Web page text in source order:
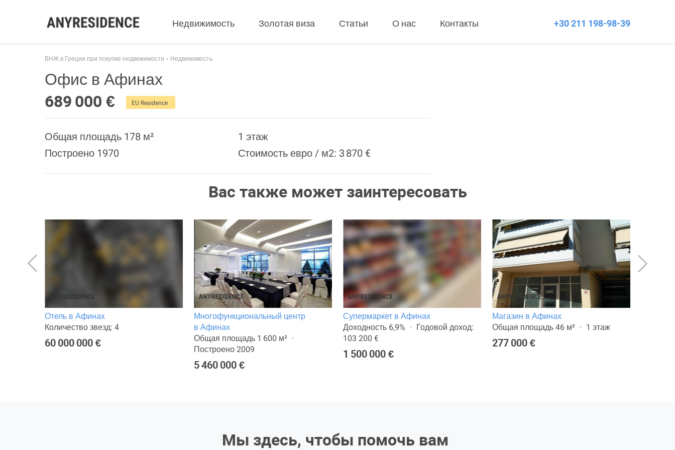
Недвижимость Золотая виза Статьи О нас Контакты +30 211 198-98-39
ВНЖ в Греции при покупке недвижимости Недвижимость
Офис в Афинах
689 000 €
EU Residence
Общая площадь 178 м²
Построено 1970
1 этаж
Стоимость евро / м2: 3 870 €
Вас также может заинтересовать
Отель в Афинах
Количество звезд: 4
60 000 000 €
Многофункциональный центр
в Афинах
Общая площадь 1 600 м²
Построено 2009
5 460 000 €
Супермаркет в Афинах
Доходность 6,9%
Годовой доход:
103 200 €
1 500 000 €
Магазин в Афинах
Общая площадь 46 м²
1 этаж
277 000 €
Мы здесь, чтобы помочь вам